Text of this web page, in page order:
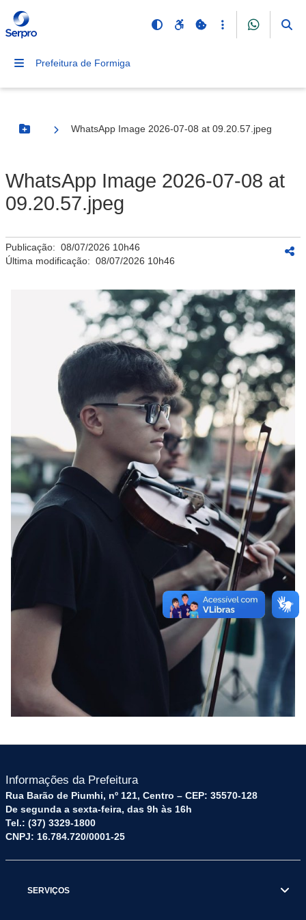
Prefeitura de Formiga
Botão Menu
WhatsApp Image 2026-07-08 at 09.20.57.jpeg
WhatsApp Image 2026-07-08 at
09.20.57.jpeg
Publicação: 08/07/2026 10h46
Última modificação: 08/07/2026 10h46
Informações da Prefeitura
Rua Barão de Piumhi, nº 121, Centro – CEP: 35570-128
De segunda a sexta-feira, das 9h às 16h
Tel.: (37) 3329-1800
CNPJ: 16.784.720/0001-25
SERVIÇOS